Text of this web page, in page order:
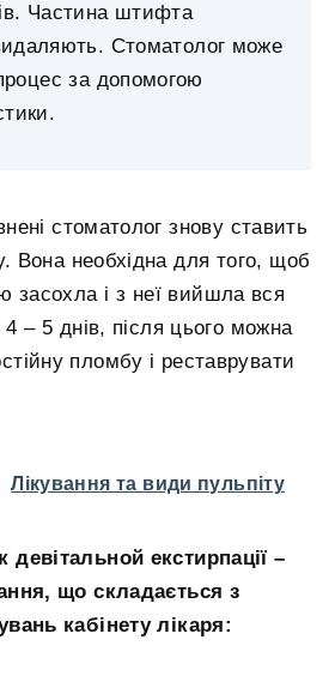
Частина штифта
видаляють. Стоматолог може
за допомогою
стоматолог знову ставить
Вона необхідна для того, щоб
засохла і з неї вийшла вся
– 5 днів, після цього можна
пломбу і реставрувати
Лікування та види пульпіту
девітальной екстирпації –
що складається з
кабінету лікаря: